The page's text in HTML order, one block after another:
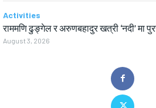
Activities
राममणि ढुङ्गेल र अरुणबहादुर खत्री ‘नदी’ मा
August 3, 2026